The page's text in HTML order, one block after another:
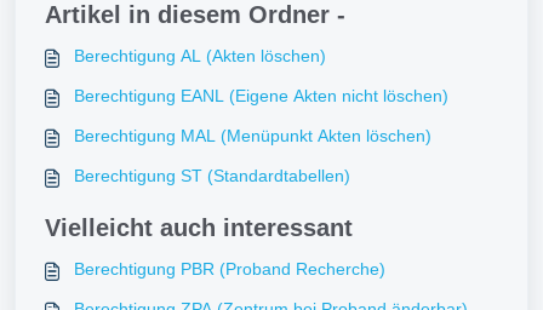
Artikel in diesem Ordner -
Berechtigung AL (Akten löschen)
Berechtigung EANL (Eigene Akten nicht löschen)
Berechtigung MAL (Menüpunkt Akten löschen)
Berechtigung ST (Standardtabellen)
Vielleicht auch interessant
Berechtigung PBR (Proband Recherche)